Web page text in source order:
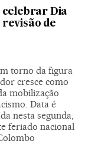
celebrar Dia
revisão de
torno da figura
cresce como
mobilização
Data é
nesta segunda,
feriado nacional